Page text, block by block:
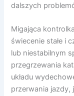
dalszych
Migająca
świecenie stałe i
lub niestabilnym
przegrzewania
układu
przerwania jazdy,